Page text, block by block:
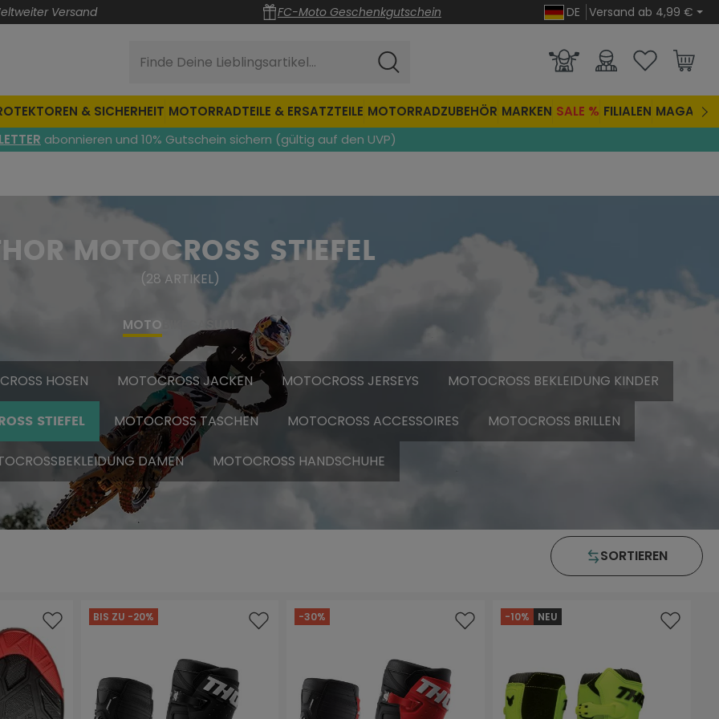
Versand FC-Moto Geschenkgutschein DE Versand ab 4,99 €
Finde Deine Lieblingsartikel...
& SICHERHEIT MOTORRADTEILE & ERSATZTEILE MOTORRADZUBEHÖR MARKEN SALE % FILIALEN MAGAZIN
abonnieren und 10% Gutschein sichern (gültig auf den UVP)
MOTOCROSS STIEFEL
(28 ARTIKEL)
MOTO CASUAL
HOSEN MOTOCROSS JACKEN MOTOCROSS JERSEYS MOTOCROSS BEKLEIDUNG KINDER
STIEFEL MOTOCROSS TASCHEN MOTOCROSS ACCESSOIRES MOTOCROSS BRILLEN
DAMEN MOTOCROSS HANDSCHUHE
SORTIEREN
BIS ZU -20% -30% -10% NEU